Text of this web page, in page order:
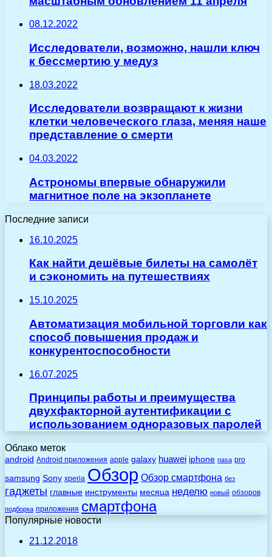
08.12.2022
Исследователи, возможно, нашли ключ
к бессмертию у медуз
18.03.2022
Исследователи возвращают к жизни
клетки человеческого глаза, меняя наше
представление о смерти
04.03.2022
Астрономы впервые обнаружили
магнитное поле на экзопланете
Последние записи
16.10.2025
Как найти дешёвые билеты на самолёт
и сэкономить на путешествиях
15.10.2025
Автоматизация мобильной торговли как
способ повышения продаж и
конкурентоспособности
16.07.2025
Принципы работы и преимущества
двухфакторной аутентификации с
использованием одноразовых паролей
Облако меток
android Android приложения apple galaxy huawei iphone nasa pro
samsung Sony xperia Обзор Обзор смартфона без
гаджеты главные инструменты месяца неделю новый обзоров
подборка приложения смартфона
Популярные новости
21.12.2018